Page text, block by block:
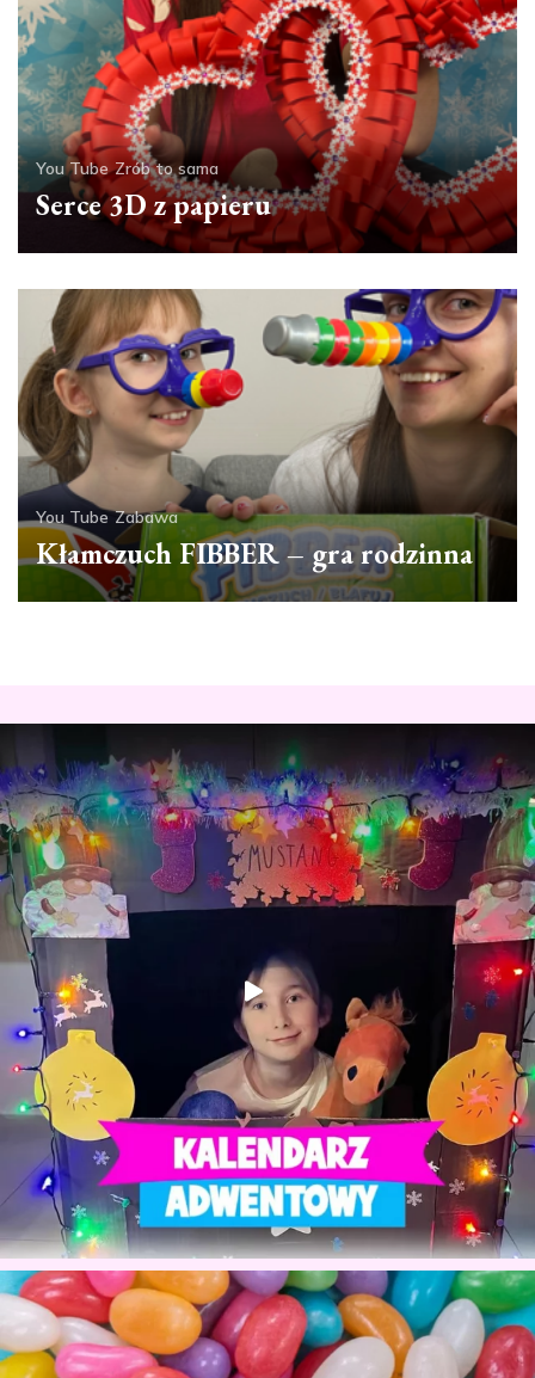
You Tube Zrób to sama
Serce 3D z papieru
You Tube Zabawa
Kłamczuch FIBBER – gra rodzinna